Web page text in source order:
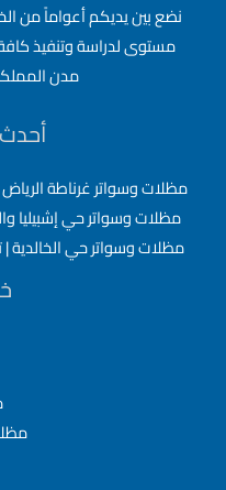
نضع بين يديكم أعواماً من
مستوى لدراسة وتنفيذ
مدن
مظلات وسواتر غرناطة الرياض
مظلات وسواتر حي إشبيليا
مظلات وسواتر حي الخالدية |